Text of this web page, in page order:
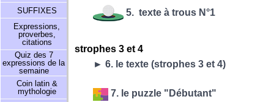
SUFFIXES
Expressions,
proverbes,
citations
Quiz des 7
expressions de la
semaine
Coin latin &
mythologie
5. texte à trous N°1
strophes 3 et 4
► 6. le texte (strophes 3 et 4)
7. le puzzle "Débutant"